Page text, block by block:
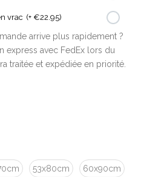
vrac (+ €22.95)
arrive plus rapidement ?
express avec FedEx lors du
traitée et expédiée en priorité.
53x80cm 60x90cm